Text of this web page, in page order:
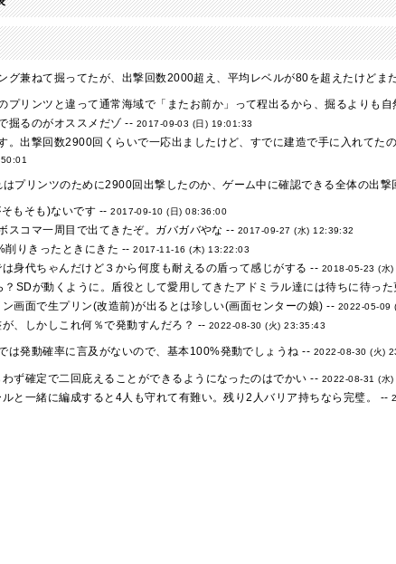
グ兼ねて掘ってたが、出撃回数2000超え、平均レベルが80を超えたけどま
プリンツと違って通常海域で「またお前か」って程出るから、掘るよりも
掘るのがオススメだゾ -- 2017-09-03 (日) 19:01:33
。出撃回数2900回くらいで一応出ましたけど、すでに建造で手に入れて
はプリンツのために2900回出撃したのか、ゲーム中に確認できる全体の出
もそも)ないです --2017-09-10 (日) 08:36:00
スコマ一周目で出てきたぞ。ガバガバやな -- 2017-09-27 (水) 12:39:32
削りきったときにきた --2017-11-16 (木) 13:22:03
は身代ちゃんだけど３から何度も耐えるの盾って感じがする -- 2018-05-23 (水)
？SDが動くように。盾役として愛用してきたアドミラル達には待ちに待っ
画面で生プリン(改造前)が出るとは珍しい(画面センターの娘) -- 2022-05-09
が、しかしこれ何％で発動すんだろ？ -- 2022-08-30 (火) 23:35:43
は発動確率に言及がないので、基本100%発動でしょうね -- 2022-08-30 (火)
わず確定で二回庇えることができるようになったのはでかい -- 2022-08-31 (水
ルと一緒に編成すると4人も守れて有難い。残り2人バリア持ちなら完璧。 --